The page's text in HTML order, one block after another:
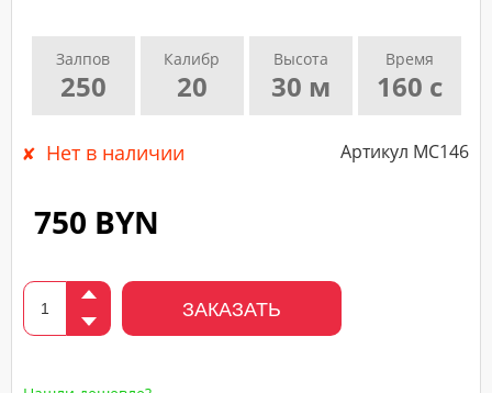
Залпов
250
Калибр
20
Высота
30 м
Время
160 с
Нет в наличии Артикул MC146
750 BYN
ЗАКАЗАТЬ